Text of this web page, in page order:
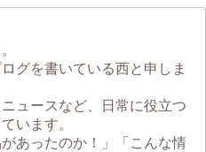
グを書いている西と申しま
ュースなど、日常に役立つ
います。
があったのか！」「こんな情